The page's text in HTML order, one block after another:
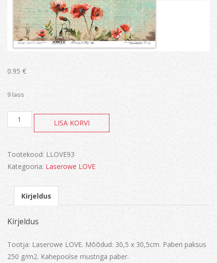
0.95 €
9 laos
Blooming
Lullaby
LISA KORVI
Tootekood: LLOVE93
Kategooria: Laserowe LOVE
Kirjeldus
Kirjeldus
Tootja: Laserowe LOVE. Mõõdud: 30,5 x 30,5cm. Paberi paksus
250 g/m2. Kahepoolse mustriga paber.